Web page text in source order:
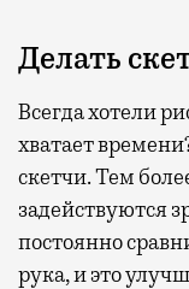
Делать
Всегда хотели
хватает
скетчи. Тем
задействуются
постоянно
рука, и это